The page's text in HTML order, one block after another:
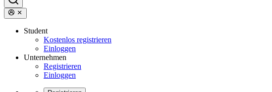
Student
Kostenlos registrieren
Einloggen
Unternehmen
Registrieren
Einloggen